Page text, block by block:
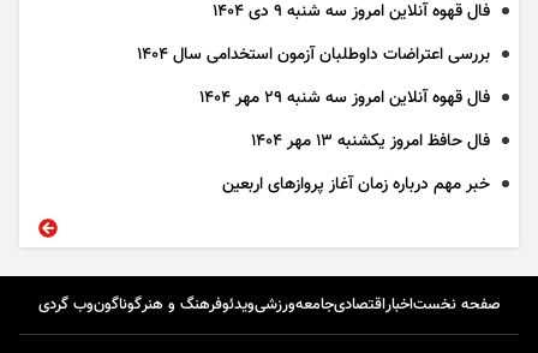
فال قهوه آنلاین امروز سه شنبه ۹ دی ۱۴۰۴
بررسی اعتراضات داوطلبان آزمون استخدامی سال ۱۴۰۴
فال قهوه آنلاین امروز سه شنبه ۲۹ مهر ۱۴۰۴
فال حافظ امروز یکشنبه ۱۳ مهر ۱۴۰۴
خبر مهم درباره زمان آغاز پرواز‌های اربعین
صفحه نخستاخباراقتصادیجامعهورزشیویدئوفرهنگ و هنرگوناگونوب گردی